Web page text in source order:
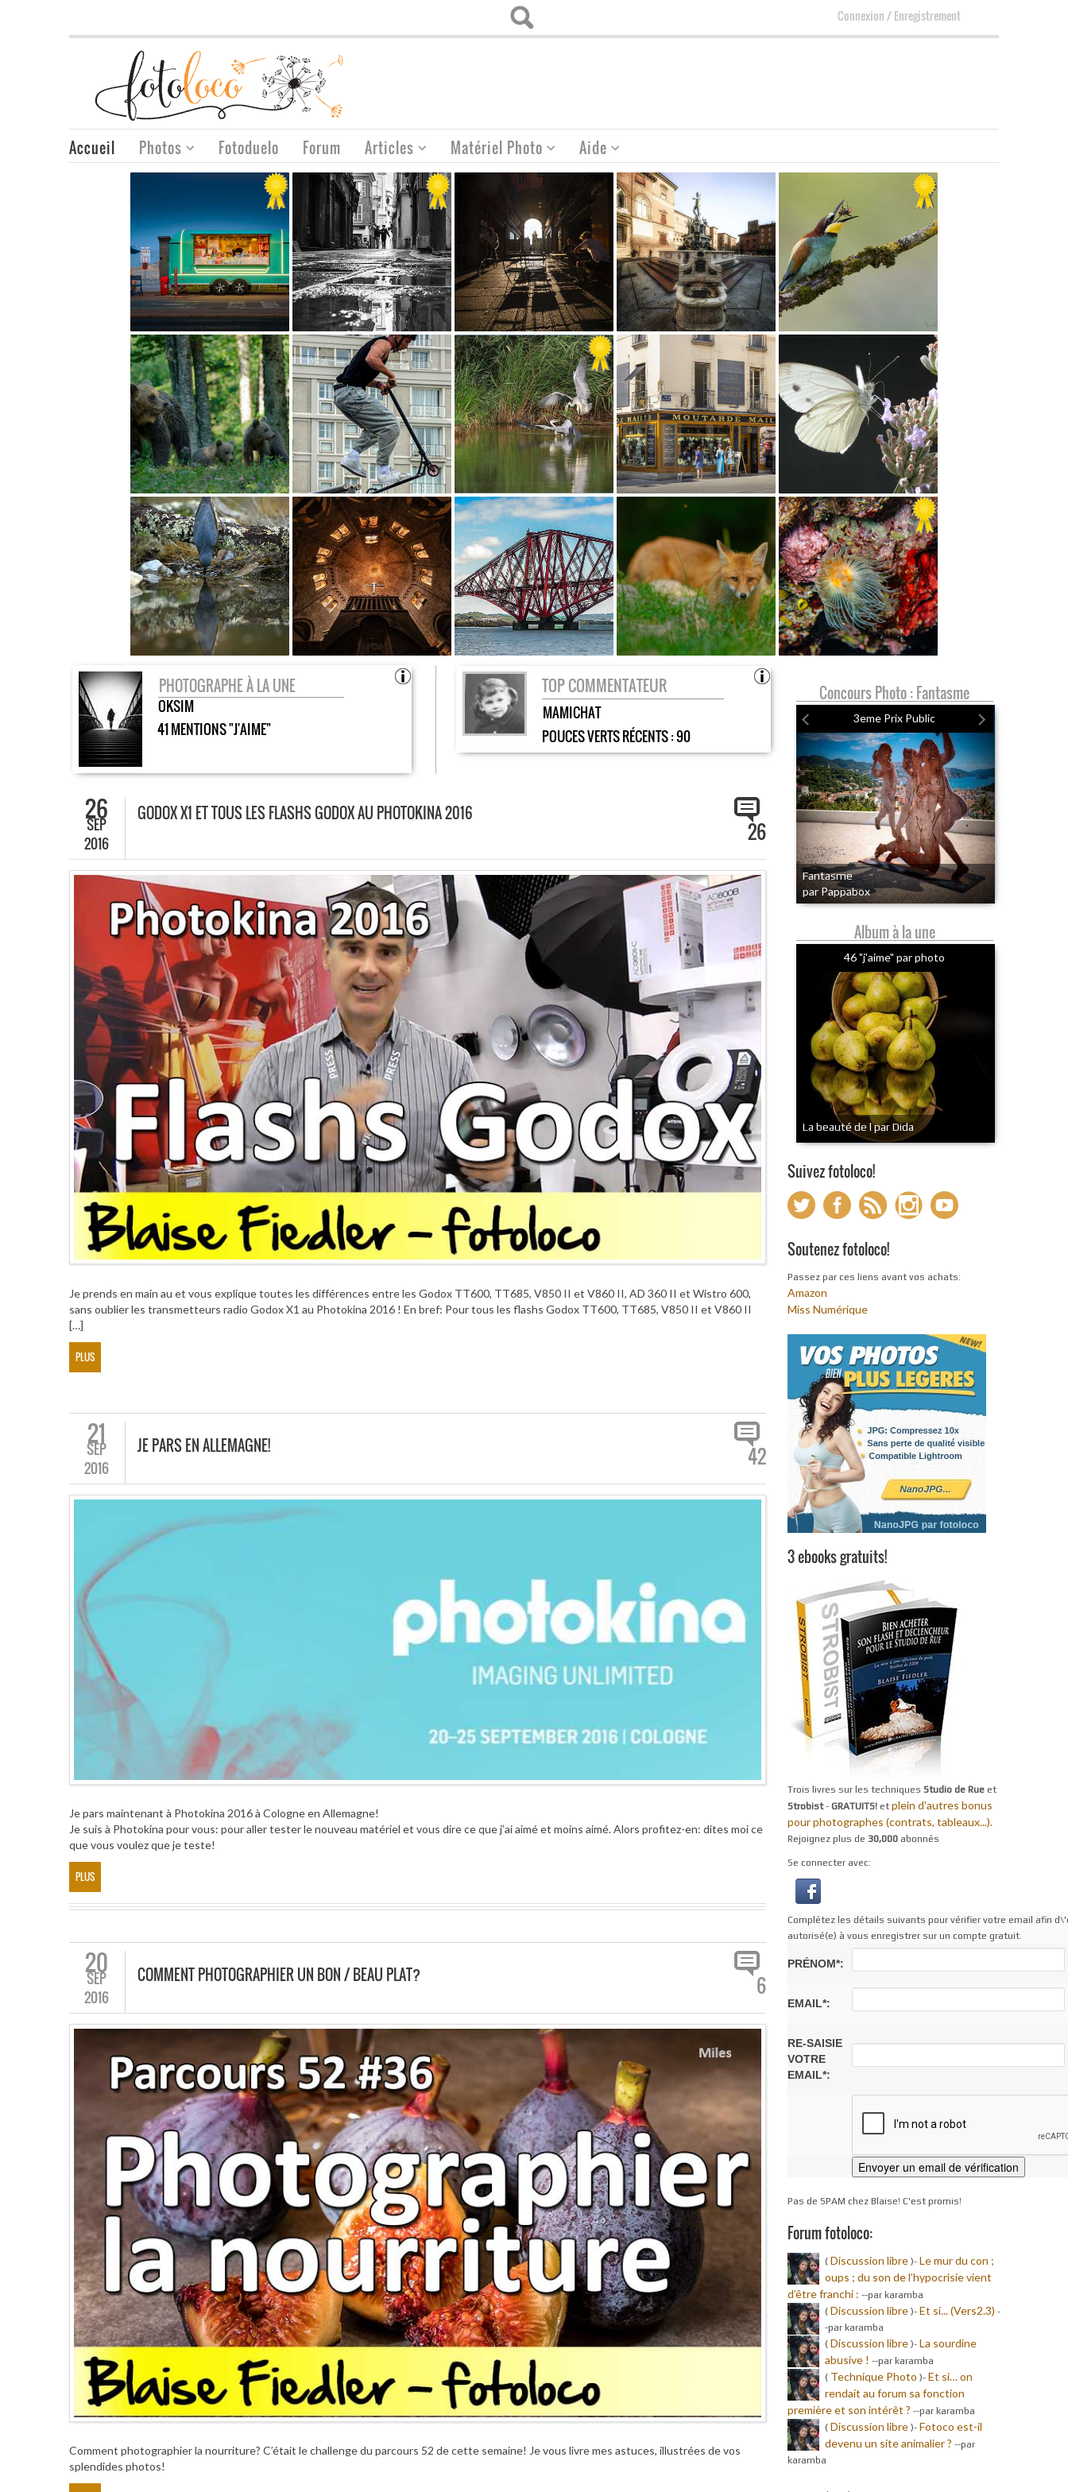
Connexion/Enregistrement
Accueil Photos Fotoduelo Forum Articles Matériel Photo Aide
PHOTOGRAPHE À LA UNE
OKSIM
41 MENTIONS "J'AIME"
TOP COMMENTATEUR
MAMICHAT
POUCES VERTS RÉCENTS :90
26
SEP
2016
GODOX X1 ET TOUS LES FLASHS GODOX AU PHOTOKINA 2016
26
Je prends en main au et vous explique toutes les différences entre les Godox TT600, TT685, V850 II et V860 II, AD 360 II et Wistro 600,
sans oublier les transmetteurs radio Godox X1 au Photokina 2016 ! En bref: Pour tous les flashs Godox TT600, TT685, V850 II et V860 II
[…]
PLUS
21
SEP
2016
JE PARS EN ALLEMAGNE! 42
Je pars maintenant à Photokina 2016 à Cologne en Allemagne!
Je suis à Photokina pour vous: pour aller tester le nouveau matériel et vous dire ce que j’ai aimé et moins aimé. Alors profitez-en: dites moi ce
que vous voulez que je teste!
PLUS
20
SEP
2016
COMMENT PHOTOGRAPHIER UN BON / BEAU PLAT? 6
Comment photographier la nourriture? C’était le challenge du parcours 52 de cette semaine! Je vous livre mes astuces, illustrées de vos
splendides photos!
Concours Photo : Fantasme
3eme Prix Public
Fantasme
par Pappabox
Album à la une
46 "j'aime" par photo
La beauté de l par Dida
Suivez fotoloco!
Soutenez fotoloco!
Passez par ces liens avant vos achats:
Amazon
Miss Numérique
3 ebooks gratuits!
Trois livres sur les techniques Studio de Rueet
Strobist- GRATUITS! et plein d'autres bonus
pour photographes (contrats, tableaux...).
Rejoignez plus de 30,000abonnés
Se connecter avec:
Complétez les détails suivants pour vérifier votre email afin
autorisé(e) à vous enregistrer sur un compte gratuit.
PRÉNOM*:
EMAIL*:
RE-SAISIE
VOTRE
EMAIL*:
Pas de SPAM chez Blaise! C'est promis!
Forum fotoloco:
( Discussion libre)- Le mur du con ;
oups ; du son de l’hypocrisie vient
d’être franchi : --par karamba
( Discussion libre)- Et si... (Vers2.3) -
-par karamba
( Discussion libre)- La sourdine
abusive ! --par karamba
( Technique Photo )- Et si… on
rendait au forum sa fonction
première et son intérêt ? --par karamba
( Discussion libre)- Fotoco est-il
devenu un site animalier ? --par
karamba